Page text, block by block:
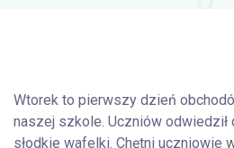
Wtorek to pierwszy dzień
naszej szkole. Uczniów odwiedził
słodkie wafelki. Chętni uczniowie